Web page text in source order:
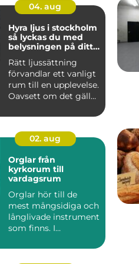
04. aug
Hyra ljus i stockholm
så lyckas du med
belysningen på ditt
Rätt ljussättning
förvandlar ett vanligt
rum till en upplevelse.
Oavsett om det gäller
02. aug
Orglar från
kyrkorum till
vardagsrum
Orglar hör till de
mest mångsidiga och
långlivade instrument
som finns. I
burit m...